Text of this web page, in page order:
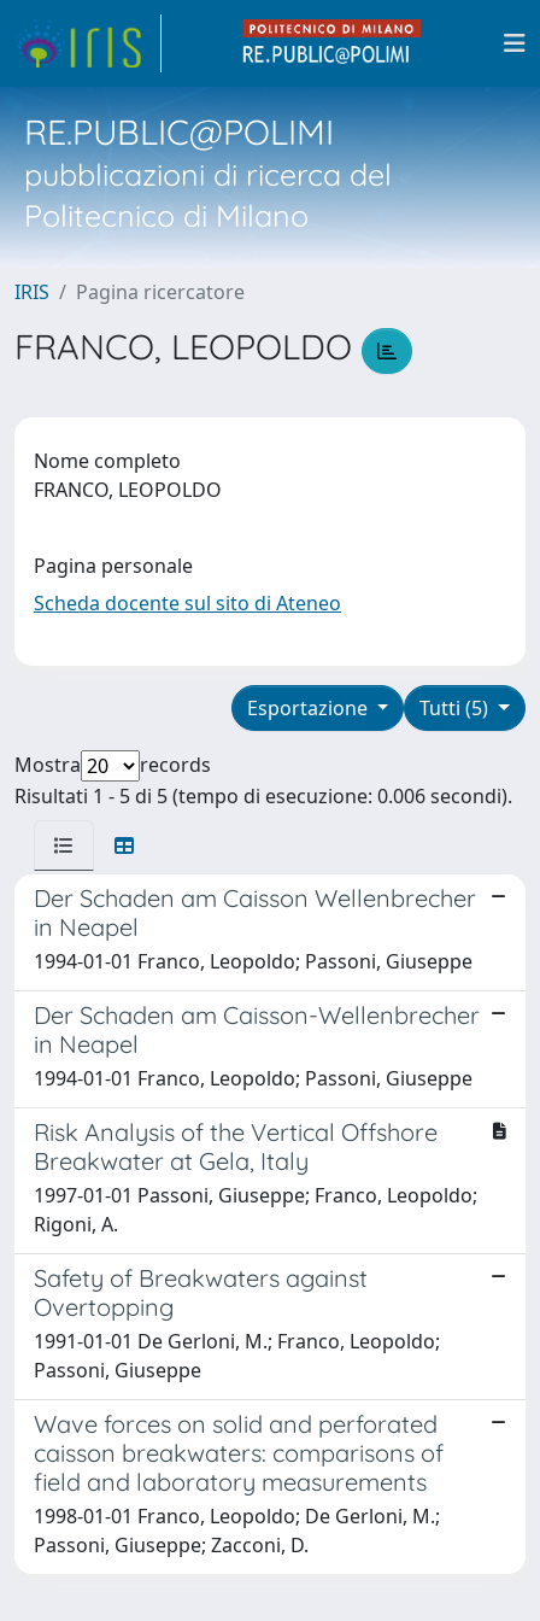
RE.PUBLIC@POLIMI
pubblicazioni di ricerca del
Politecnico di Milano
IRIS Pagina ricercatore
FRANCO, LEOPOLDO
Nome completo
FRANCO, LEOPOLDO
Pagina personale
Scheda docente sul sito di Ateneo
Tutti (5)
Esportazione
Mostra
records
Risultati 1 - 5 di 5 (tempo di esecuzione: 0.006 secondi).
Der Schaden am Caisson Wellenbrecher
in Neapel
1994-01-01 Franco, Leopoldo; Passoni, Giuseppe
Der Schaden am Caisson-Wellenbrecher
in Neapel
1994-01-01 Franco, Leopoldo; Passoni, Giuseppe
Risk Analysis of the Vertical Offshore
Breakwater at Gela, Italy
1997-01-01 Passoni, Giuseppe; Franco, Leopoldo;
Rigoni, A.
Safety of Breakwaters against
Overtopping
1991-01-01 De Gerloni, M.; Franco, Leopoldo;
Passoni, Giuseppe
Wave forces on solid and perforated
caisson breakwaters: comparisons of
field and laboratory measurements
1998-01-01 Franco, Leopoldo; De Gerloni, M.;
Passoni, Giuseppe; Zacconi, D.